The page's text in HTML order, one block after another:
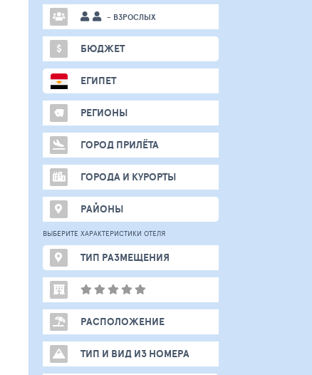
- ВЗРОСЛЫХ
$ БЮДЖЕТ
ЕГИПЕТ
РЕГИОНЫ
ГОРОД ПРИЛЁТА
ГОРОДА И КУРОРТЫ
РАЙОНЫ
ВЫБЕРИТЕ ХАРАКТЕРИСТИКИ ОТЕЛЯ
ТИП РАЗМЕЩЕНИЯ
РАСПОЛОЖЕНИЕ
ТИП И ВИД ИЗ НОМЕРА